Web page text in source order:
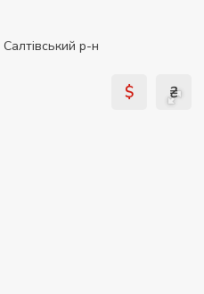
Салтівський р-н
$ ₴